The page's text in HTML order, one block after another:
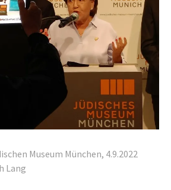
Museum München, 4.9.2022